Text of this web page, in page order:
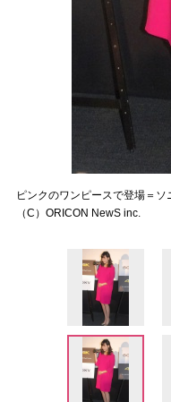
ピンクのワンピースで登場＝
（C）ORICON NewS inc.